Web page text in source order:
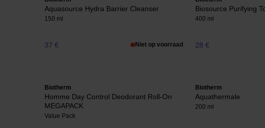
Aquasource Hydra Barrier Cleanser
150 ml
37 € Niet op voorraad
Biosource Purifying
400 ml
28 €
Biotherm
Homme Day Control Deodorant Roll-On
MEGAPACK
Value Pack
Biotherm
Aquathermale
200 ml